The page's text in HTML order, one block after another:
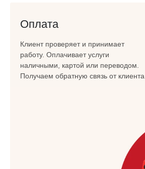
Оплата
Клиент проверяет и принимает
работу. Оплачивает услуги
наличными, картой или переводом.
Получаем обратную связь от клиента